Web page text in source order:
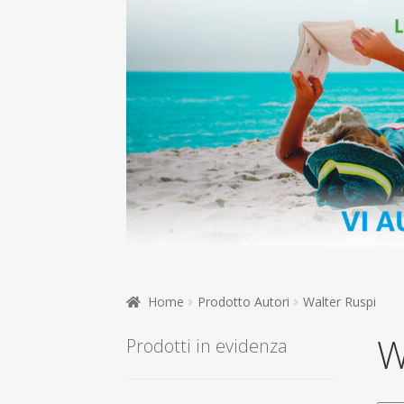
Home Prodotto Autori Walter Ruspi
Prodotti in evidenza